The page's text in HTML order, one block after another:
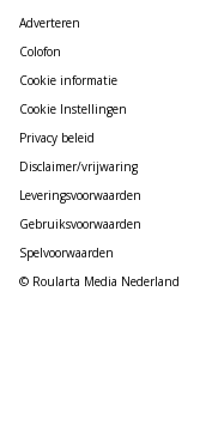
Adverteren
Colofon
Cookie informatie
Cookie Instellingen
Privacy beleid
Disclaimer/vrijwaring
Leveringsvoorwaarden
Gebruiksvoorwaarden
Spelvoorwaarden
© Roularta Media Nederland